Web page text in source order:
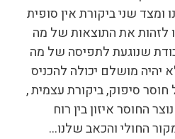
ומצד שני ביקורת אין סופית
את התוצאות של מה
שנוגעת לתפיסה של מה
יהיה מושלם יכולה להכניס
סיפוק, ביקורת עצמית ,
החוסר איזון בין רוח
החולי והכאב שלנו…